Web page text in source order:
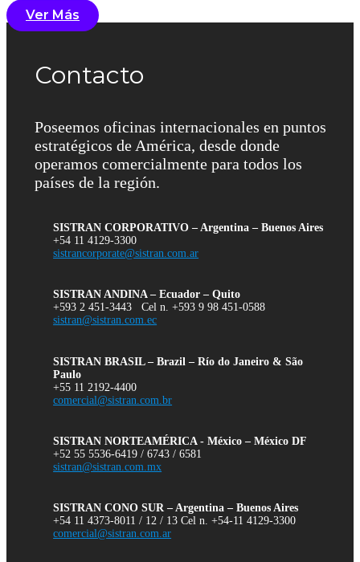
Ver Más
Contacto
Poseemos oficinas internacionales en puntos
estratégicos de América, desde donde
operamos comercialmente para todos los
países de la región.
SISTRAN CORPORATIVO – Argentina – Buenos Aires
+54 11 4129-3300
sistrancorporate@sistran.com.ar
SISTRAN ANDINA – Ecuador – Quito
+593 2 451-3443 Cel n. +593 9 98 451-0588
sistran@sistran.com.ec
SISTRAN BRASIL – Brazil – Río do Janeiro & São
Paulo
+55 11 2192-4400
comercial@sistran.com.br
SISTRAN NORTEAMÉRICA - México – México DF
+52 55 5536-6419 / 6743 / 6581
sistran@sistran.com.mx
SISTRAN CONO SUR – Argentina – Buenos Aires
+54 11 4373-8011 / 12 / 13 Cel n. +54-11 4129-3300
comercial@sistran.com.ar